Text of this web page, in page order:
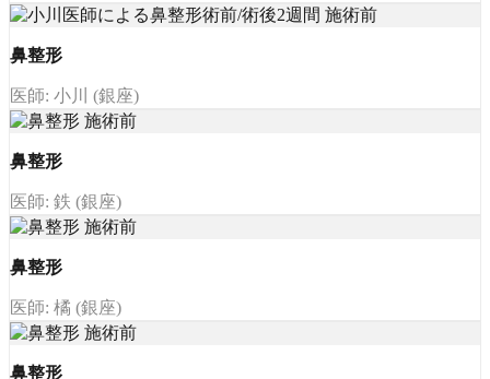
鼻整形
医師: 小川 (銀座)
鼻整形
医師: 鉄 (銀座)
鼻整形
医師: 橘 (銀座)
鼻整形